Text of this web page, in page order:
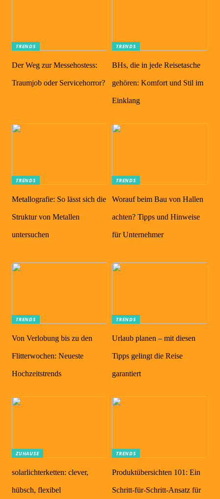
TRENDS
Der Weg zur Messehostess:
Traumjob oder Servicehorror?
TRENDS
BHs, die in jede Reisetasche
gehören: Komfort und Stil im
Einklang
TRENDS
Metallografie: So lässt sich die
Struktur von Metallen
untersuchen
TRENDS
Worauf beim Bau von Hallen
achten? Tipps und Hinweise
für Unternehmer
TRENDS
Von Verlobung bis zu den
Flitterwochen: Neueste
Hochzeitstrends
TRENDS
Urlaub planen – mit diesen
Tipps gelingt die Reise
garantiert
ZUHAUSE
solarlichterketten: clever,
hübsch, flexibel
TRENDS
Produktübersichten 101: Ein
Schritt-für-Schritt-Ansatz für